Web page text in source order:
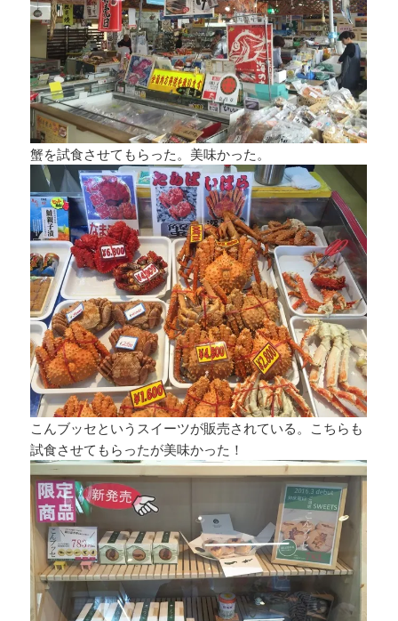
蟹を試食させてもらった。美味かった。
こんブッセというスイーツが販売されている。こちらも
試食させてもらったが美味かった！